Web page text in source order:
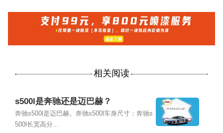
相关阅读
s500l是奔驰还是迈巴赫？
奔驰s500l是迈巴赫。奔驰s500l车身尺寸：奔驰s
500l长宽高分...